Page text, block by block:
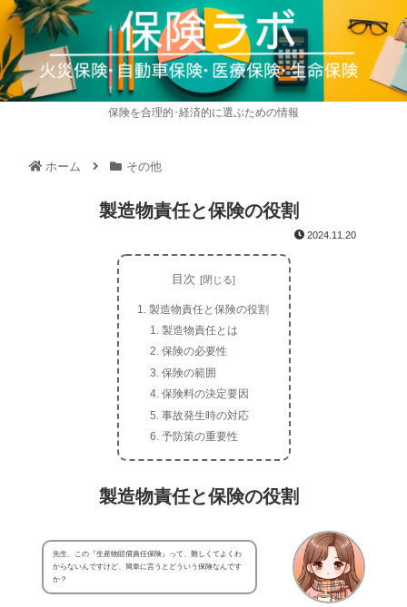
保険を合理的･経済的に選ぶための情報
ホーム その他
製造物責任と保険の役割
2024.11.20
目次
製造物責任と保険の役割
製造物責任とは
保険の必要性
保険の範囲
保険料の決定要因
事故発生時の対応
予防策の重要性
製造物責任と保険の役割
先生、この『生産物賠償責任保険』って、難しくてよくわ
からないんですけど、簡単に言うとどういう保険なんです
か？